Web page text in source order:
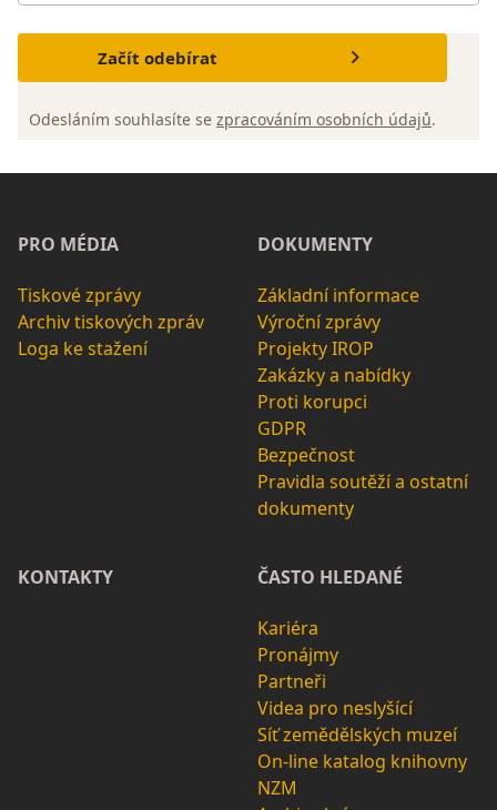
Začít odebírat
Odesláním souhlasíte se zpracováním osobních údajů.
PRO MÉDIA
Tiskové zprávy
Archiv tiskových zpráv
Loga ke stažení
DOKUMENTY
Základní informace
Výroční zprávy
Projekty IROP
Zakázky a nabídky
Proti korupci
GDPR
Bezpečnost
Pravidla soutěží a ostatní
dokumenty
KONTAKTY ČASTO HLEDANÉ
Kariéra
Pronájmy
Partneři
Videa pro neslyšící
Síť zemědělských muzeí
On-line katalog knihovny
NZM